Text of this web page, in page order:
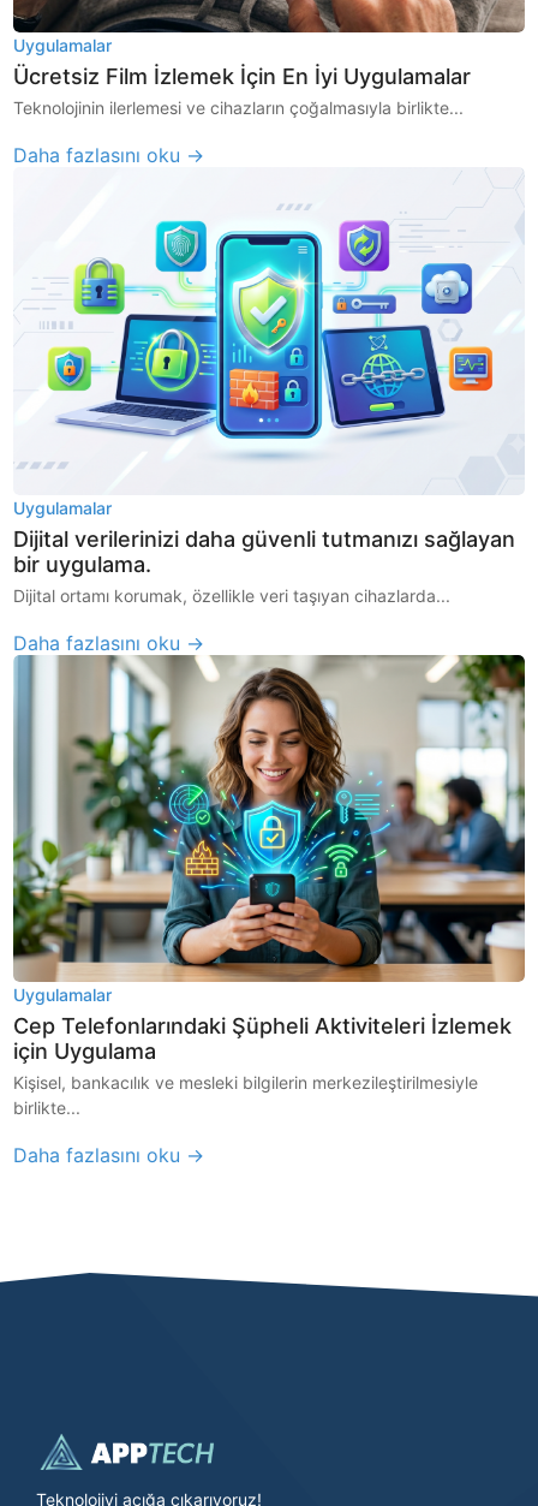
Uygulamalar
Ücretsiz Film İzlemek İçin En İyi Uygulamalar
Teknolojinin ilerlemesi ve cihazların çoğalmasıyla birlikte...
Daha fazlasını oku →
Uygulamalar
Dijital verilerinizi daha güvenli tutmanızı sağlayan
bir uygulama.
Dijital ortamı korumak, özellikle veri taşıyan cihazlarda...
Daha fazlasını oku →
Uygulamalar
Cep Telefonlarındaki Şüpheli Aktiviteleri İzlemek
için Uygulama
Kişisel, bankacılık ve mesleki bilgilerin merkezileştirilmesiyle
birlikte...
Daha fazlasını oku →
Teknolojiyi açığa çıkarıyoruz!